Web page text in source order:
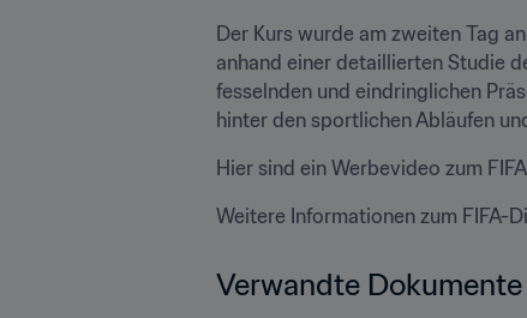
Der Kurs wurde am zweiten Tag
anhand einer detaillierten Studie
fesselnden und eindringlichen
hinter den sportlichen Abläufen
Hier sind ein Werbevideo zum
Weitere Informationen zum FIFA-
Verwandte Dokumente